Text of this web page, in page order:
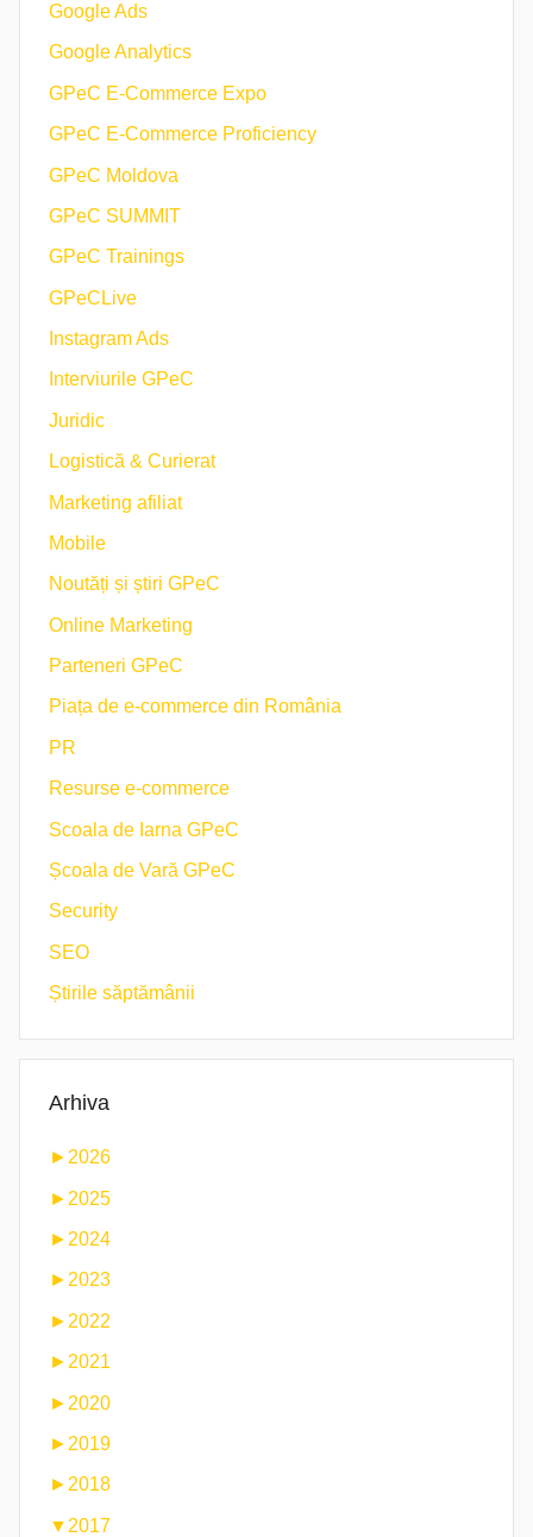
Google Ads
Google Analytics
GPeC E-Commerce Expo
GPeC E-Commerce Proficiency
GPeC Moldova
GPeC SUMMIT
GPeC Trainings
GPeCLive
Instagram Ads
Interviurile GPeC
Juridic
Logistică & Curierat
Marketing afiliat
Mobile
Noutăți și știri GPeC
Online Marketing
Parteneri GPeC
Piața de e-commerce din România
PR
Resurse e-commerce
Scoala de Iarna GPeC
Școala de Vară GPeC
Security
SEO
Știrile săptămânii
Arhiva
► 2026
► 2025
► 2024
►2023
► 2022
► 2021
► 2020
► 2019
► 2018
▼ 2017